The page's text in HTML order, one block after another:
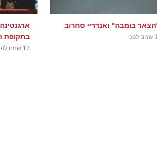
בומבה" ואנדריי סחרוב
בתקופת
13 שנים לפני